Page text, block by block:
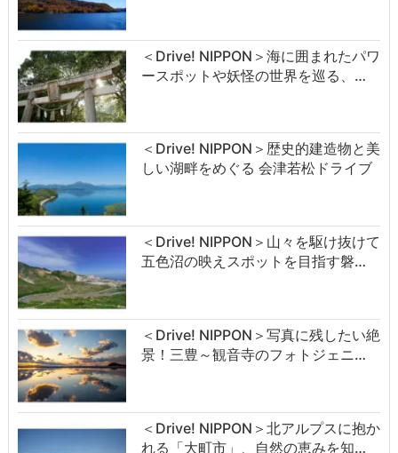
＜Drive! NIPPON＞海に囲まれたパワ
ースポットや妖怪の世界を巡る、…
＜Drive! NIPPON＞歴史的建造物と美
しい湖畔をめぐる 会津若松ドライブ
＜Drive! NIPPON＞山々を駆け抜けて
五色沼の映えスポットを目指す磐…
＜Drive! NIPPON＞写真に残したい絶
景！三豊～観音寺のフォトジェニ…
＜Drive! NIPPON＞北アルプスに抱か
れる「大町市」、自然の恵みを知…